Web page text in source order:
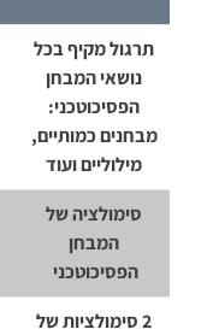
תרגול מקיף בכל
נושאי המבחן
הפסיכוטכני:
מבחנים כמותיים,
מילוליים ועוד
סימולציה של
המבחן
הפסיכוטכני
2 סימולציות של